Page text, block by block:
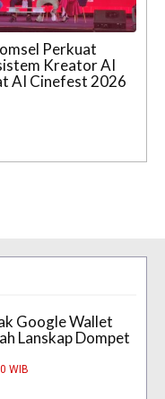
Perkuat
Kreator AI
AI Cinefest 2026
Google Wallet
Lanskap Dompet
WIB